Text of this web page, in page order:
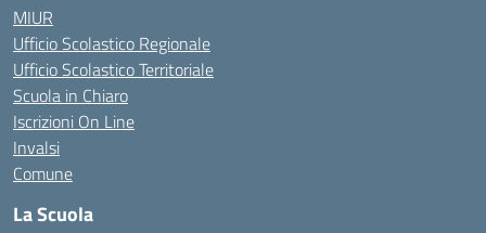
MIUR
Ufficio Scolastico Regionale
Ufficio Scolastico Territoriale
Scuola in Chiaro
Iscrizioni On Line
Invalsi
Comune
La Scuola